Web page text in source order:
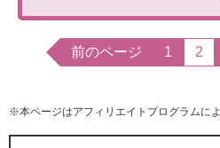
前のページ 1 2
※本ページはアフィリエイトプログラムに